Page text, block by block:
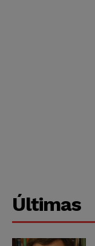
Últimas